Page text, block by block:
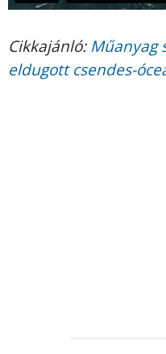
Cikkajánló: Műanyag
eldugott csendes-